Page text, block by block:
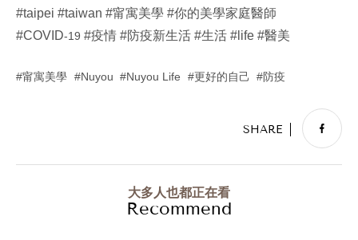
#taipei #taiwan #甯寓美學 #你的美學家庭醫師
#COVID-19 #疫情 #防疫新生活 #生活 #life #醫美
甯寓美學 Nuyou Nuyou Life 更好的自己 防疫
大多人也都正在看
Recommend